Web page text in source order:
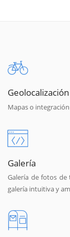
Geolocalización
Mapas o
Galería
Galería de fotos
galería intuitiva y